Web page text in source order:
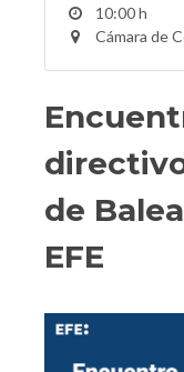
10:00 h
Cámara de
de
EFE